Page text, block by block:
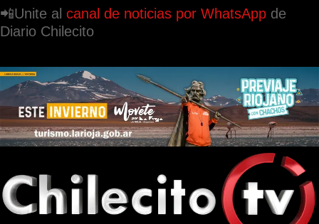
📲Unite al canal de noticias por WhatsApp de
Diario Chilecito